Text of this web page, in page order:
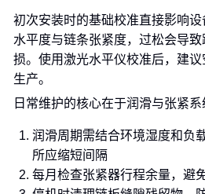
初次安装时的基础校准直接影响
水平度与链条张紧度，过松会导
损。使用激光水平仪校准后，建
生产。
日常维护的核心在于润滑与张紧系
润滑周期需结合环境湿度和负
所应缩短间隔
每月检查张紧器行程余量，避